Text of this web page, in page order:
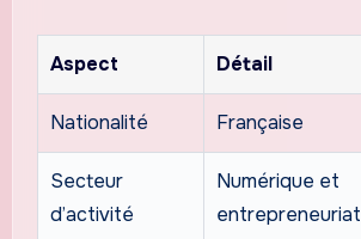
Aspect Détail
Nationalité Française
Secteur
d’activité
Numérique et
entrepreneuriat